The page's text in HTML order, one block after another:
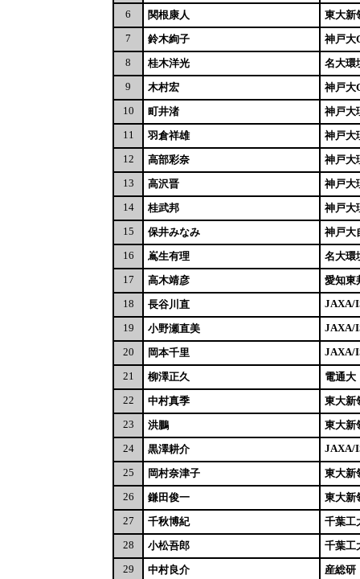
6
関根康人
東大新
7
鈴木絢子
神戸大
8
桂木洋光
名大環
9
木村宏
神戸大
10
町井渚
神戸大
11
羽倉祥雄
神戸大
12
高部彩奈
神戸大
13
高沢晋
神戸大
14
桂武邦
神戸大
15
保井みなみ
神戸大
16
嶌生有理
名大環
17
高木靖彦
愛知東
18
長谷川直
JAXA/
19
小野瀬直美
JAXA/
20
岡本千里
JAXA/
21
柳澤正久
電通大
22
中村真季
東大新
23
洪鵬
東大新
24
黒澤耕介
JAXA/
25
岡村奈津子
東大新
26
鎌田俊一
東大新
27
千秋博紀
千葉工
28
小松吾郎
千葉工
29
中村良介
産総研